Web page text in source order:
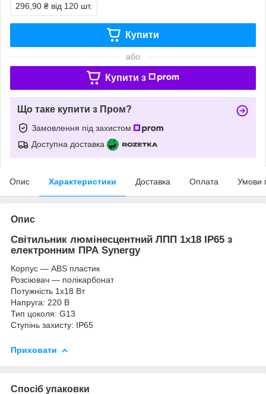
296,90 ₴ від 120 шт.
Купити
або
Купити з
Що таке купити з Пром?
Замовлення під захистом
Доступна доставка
Опис Характеристики Доставка Оплата Умови
Опис
Світильник люмінесцентний ЛПП 1х18 IP65 з
електронним ПРА Synergy
Корпус — ABS пластик
Розсіювач — полікарбонат
Потужність 1х18 Вт
Напруга: 220 В
Тип цоколя: G13
Ступінь захисту: IP65
Приховати
Спосіб упаковки